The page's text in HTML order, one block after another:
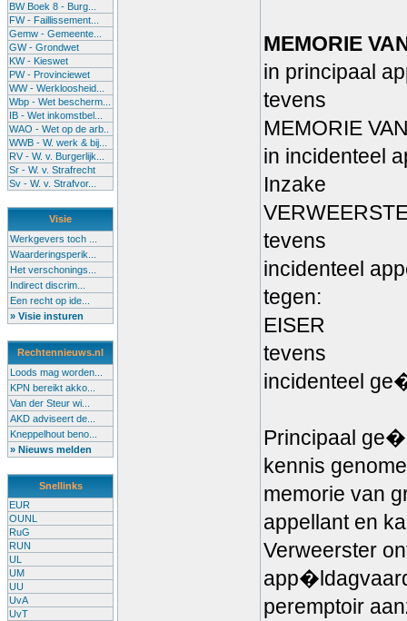
BW Boek 8 - Burg...
FW - Faillissement...
Gemw - Gemeente...
GW - Grondwet
KW - Kieswet
PW - Provinciewet
WW - Werkloosheid...
Wbp - Wet bescherm...
IB - Wet inkomstbel...
WAO - Wet op de arb..
WWB - W. werk & bij...
RV - W. v. Burgerlijk...
Sr - W. v. Strafrecht
Sv - W. v. Strafvor...
Visie
Werkgevers toch ...
Waarderingsperik...
Het verschonings...
Indirect discrim...
Een recht op ide...
» Visie insturen
Rechtennieuws.nl
Loods mag worden...
KPN bereikt akko...
Van der Steur wi...
AKD adviseert de...
Kneppelhout beno...
» Nieuws melden
Snellinks
EUR
OUNL
RuG
RUN
UL
UM
UU
UvA
UvT
MEMORIE
in principaal
tevens
MEMORIE
in incidenteel
Inzake
tevens
incidenteel
tegen:
EISER
tevens
incidenteel
Principaal
kennis
memorie van
appellant en
Verweerster
peremptoir